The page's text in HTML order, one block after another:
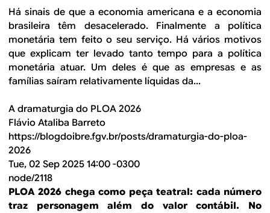
Há sinais de que a economia americana e a economia
brasileira têm desacelerado. Finalmente a política
monetária tem feito o seu serviço. Há vários motivos
que explicam ter levado tanto tempo para a política
monetária atuar. Um deles é que as empresas e as
famílias saíram relativamente líquidas da...
A dramaturgia do PLOA 2026
Flávio Ataliba Barreto
https://blogdoibre.fgv.br/posts/dramaturgia-do-ploa-
2026
Tue, 02 Sep 2025 14:00 -0300
node/2118
PLOA 2026 chega como peça teatral: cada número
traz personagem além do valor contábil. No